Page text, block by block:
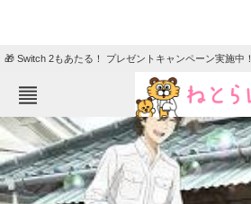
🎁 Switch 2もあたる！ プレゼントキャンペーン実施中！
ねとらぼメニュー
TOP ニュース
エンタメ クイズ